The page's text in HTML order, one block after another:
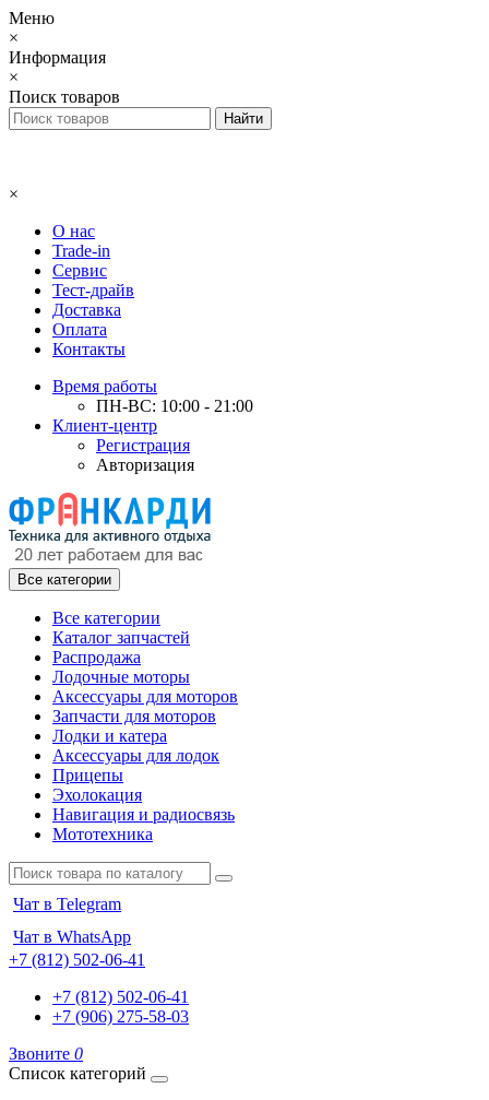
Меню
×
Информация
×
Поиск товаров
×
О нас
Trade-in
Сервис
Тест-драйв
Доставка
Оплата
Контакты
Время работы
ПН-ВС: 10:00 - 21:00
Клиент-центр
Регистрация
Авторизация
Все категории
Все категории
Каталог запчастей
Распродажа
Лодочные моторы
Аксессуары для моторов
Запчасти для моторов
Лодки и катера
Аксессуары для лодок
Прицепы
Эхолокация
Навигация и радиосвязь
Мототехника
Чат в Telegram
Чат в WhatsApp
+7 (812) 502-06-41
+7 (812) 502-06-41
+7 (906) 275-58-03
Звоните 0
Список категорий